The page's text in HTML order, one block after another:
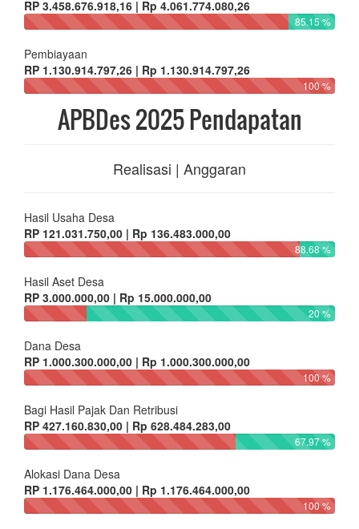
RP 3.458.676.918,16 | Rp 4.061.774.080,26
85.15 %
Pembiayaan
RP 1.130.914.797,26 | Rp 1.130.914.797,26
100 %
APBDes 2025 Pendapatan
Realisasi | Anggaran
Hasil Usaha Desa
RP 121.031.750,00 | Rp 136.483.000,00
88.68 %
Hasil Aset Desa
RP 3.000.000,00 | Rp 15.000.000,00
20 %
Dana Desa
RP 1.000.300.000,00 | Rp 1.000.300.000,00
100 %
Bagi Hasil Pajak Dan Retribusi
RP 427.160.830,00 | Rp 628.484.283,00
67.97 %
Alokasi Dana Desa
RP 1.176.464.000,00 | Rp 1.176.464.000,00
100 %